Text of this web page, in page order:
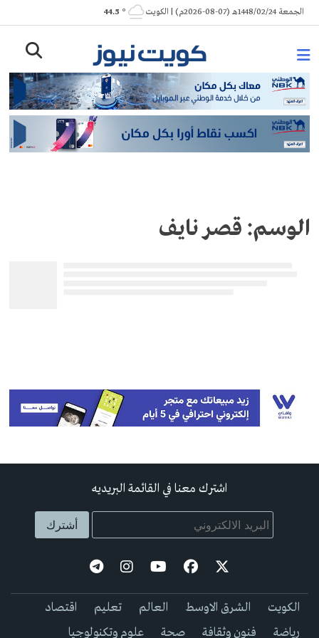
Skip
to
الجمعة 1448/02/24هـ (07-08-2026م) | الكويت ° 44.5
الوسم: قصر نايف
اشترك معنا في القائمة البريديه
الكويت الشرق الاوسط العالم تعليم
اقتصاد
رياضة
فنون وثقافة صحة علوم وتكنولوجيا